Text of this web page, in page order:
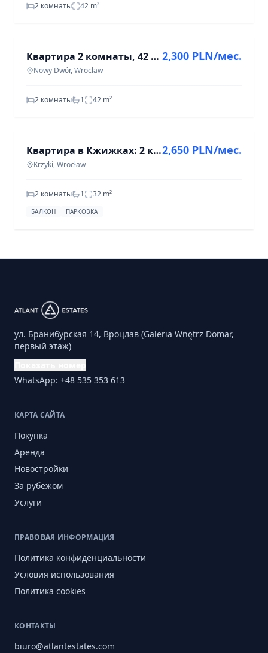
2 комнаты 42 m²
Квартира 2 комнаты, 42 м² в Вроцлаве, район Новый Двор
Nowy Dwór, Wrocław
2,300 PLN/мес.
2 комнаты 1 42 m²
Квартира в Кжижках: 2 комнаты, 32 м² на ул. Боисковой
Krzyki, Wrocław
2,650 PLN/мес.
2 комнаты 1 32 m²
БАЛКОН ПАРКОВКА
ул. Бранибурская 14, Вроцлав (Galeria Wnętrz Domar,
первый этаж)
WhatsApp: +48 535 353 613
КАРТА САЙТА
Покупка
Аренда
Новостройки
За рубежом
Услуги
ПРАВОВАЯ ИНФОРМАЦИЯ
Политика конфиденциальности
Условия использования
Политика cookies
КОНТАКТЫ
biuro@atlantestates.com